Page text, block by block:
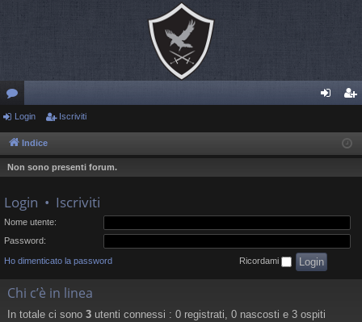
or
u
m
riv
Login Iscriviti
Indice
Non sono presenti forum.
Login • Iscriviti
Nome utente:
Password:
Ho dimenticato la password Ricordami
Chi c’è in linea
In totale ci sono 3 utenti connessi : 0 registrati, 0 nascosti e 3 ospiti